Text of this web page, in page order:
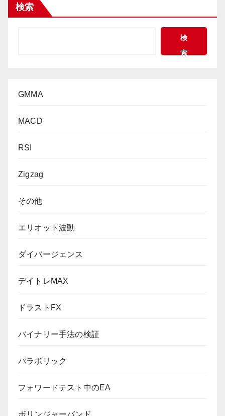
検索
検
索
GMMA
MACD
RSI
Zigzag
その他
エリオット波動
ダイバージェンス
デイトレMAX
ドラストFX
バイナリー手法の検証
パラボリック
フォワードテスト中のEA
ボリンジャーバンド